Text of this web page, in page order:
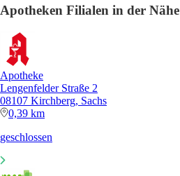
Apotheken Filialen in der Nähe
Apotheke
Lengenfelder Straße 2
08107 Kirchberg, Sachs
0,39 km
geschlossen